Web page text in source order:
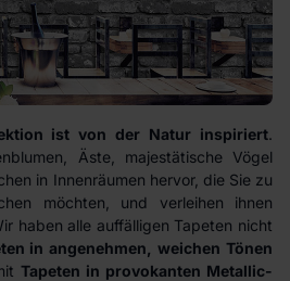
ist von der Natur inspiriert.
Äste, majestätische Vögel
in Innenräumen hervor, die Sie zu
möchten, und verleihen ihnen
haben alle auffälligen Tapeten nicht
in angenehmen, weichen Tönen
Tapeten in provokanten Metallic-